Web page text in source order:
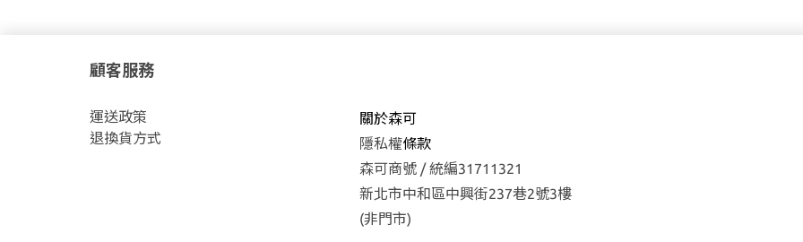
顧客服務
運送政策
退換貨方式
關於森可
隱私權條款
森可商號 / 統編31711321
新北市中和區中興街237巷2號3樓
(非門市)